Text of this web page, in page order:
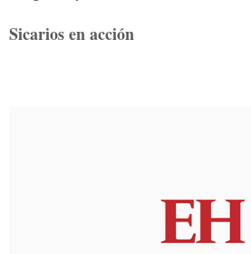
Sicarios en acción